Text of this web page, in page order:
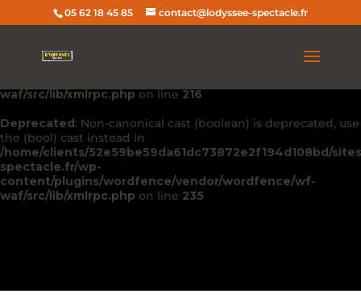
Deprecated: Non-canonical cast (double) is deprecated, use
/home/clients/52e59be59da61dc73872e2f194d108bd/
spectacle.fr/wp-
waf/src/lib/xmlrpc.phpon line216
Deprecated: Non-canonical cast (boolean) is deprecated, use
the (bool) cast instead in
/home/clients/52e59be59da61dc73872e2f194d108bd/
spectacle.fr/wp-
content/plugins/wordfence/vendor/wordfence/wf-
waf/src/lib/xmlrpc.php on line 235
05 62 18 45 85 contact@lodyssee-spectacle.fr